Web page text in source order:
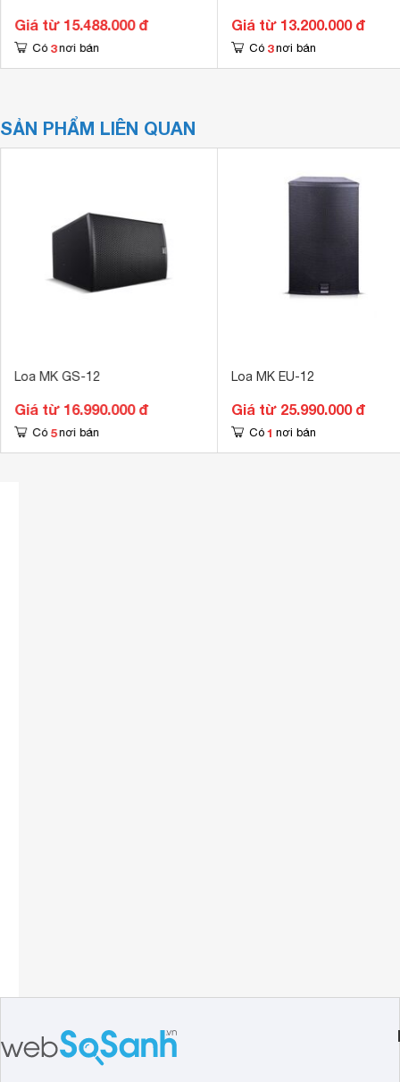
Giá từ 15.488.000 đ
Có 3 nơi bán
Giá từ 13.200.000 đ
Có 3 nơi bán
SẢN PHẨM LIÊN QUAN
Loa MK GS-12
Giá từ 16.990.000 đ
Có 5 nơi bán
Loa MK EU-12
Giá từ 25.990.000 đ
Có 1 nơi bán